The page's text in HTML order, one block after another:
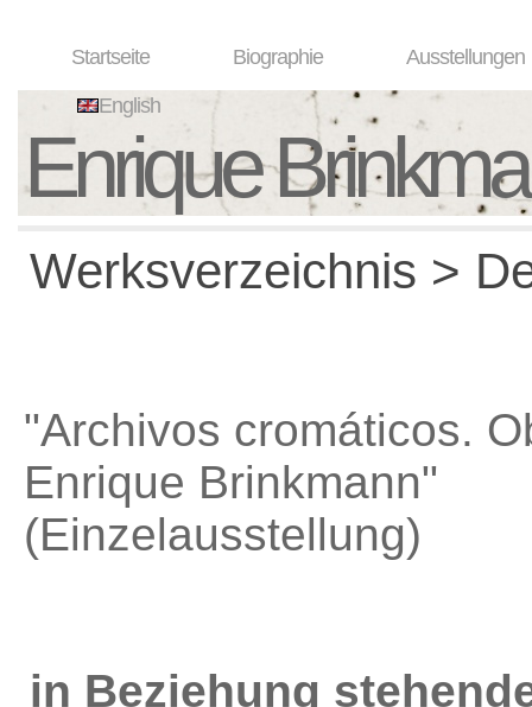
Startseite Biographie Ausstellungen
English
Enrique
Werksverzeichnis >
"Archivos cromáticos.
Enrique Brinkmann"
(Einzelausstellung)
in Beziehung